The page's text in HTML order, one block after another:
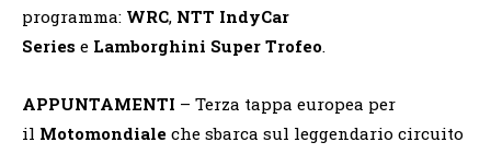
programma: WRC, NTT IndyCar
Series e Lamborghini Super Trofeo.
APPUNTAMENTI – Terza tappa europea per
il Motomondiale che sbarca sul leggendario circuito